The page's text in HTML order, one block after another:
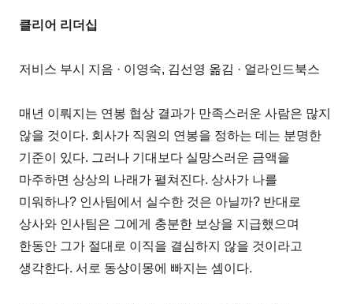
클리어 리더십
저비스 부시 지음 · 이영숙, 김선영 옮김 · 얼라인드북스
매년 이뤄지는 연봉 협상 결과가 만족스러운 사람은 많지
않을 것이다. 회사가 직원의 연봉을 정하는 데는 분명한
기준이 있다. 그러나 기대보다 실망스러운 금액을
마주하면 상상의 나래가 펼쳐진다. 상사가 나를
미워하나? 인사팀에서 실수한 것은 아닐까? 반대로
상사와 인사팀은 그에게 충분한 보상을 지급했으며
한동안 그가 절대로 이직을 결심하지 않을 것이라고
생각한다. 서로 동상이몽에 빠지는 셈이다.